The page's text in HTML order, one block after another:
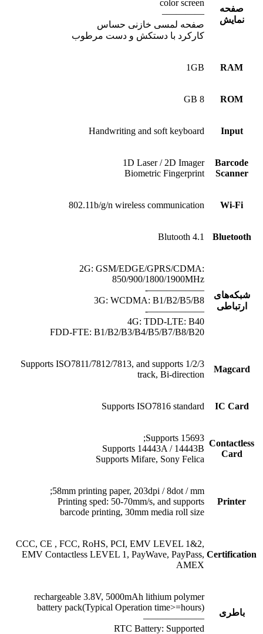
صفحه
نمایش
color screen
————–
صفحه لمسی خازنی حساس
کارکرد با دستکش و دست مرطوب
RAM
1GB
ROM
8 GB
Input
Handwriting and soft keyboard
Barcode
Scanner
1D Laser / 2D Imager
Biometric Fingerprint
Wi-Fi
802.11b/g/n wireless communication
Bluetooth
Blutooth 4.1
شبکه‌های
ارتباطی
2G: GSM/EDGE/GPRS/CDMA:
850/900/1800/1900MHz
——————-
3G: WCDMA: B1/B2/B5/B8
——————-
4G: TDD-LTE: B40
FDD-FTE: B1/B2/B3/B4/B5/B7/B8/B20
Magcard
Supports ISO7811/7812/7813, and supports 1/2/3
track, Bi-direction
IC Card
Supports ISO7816 standard
Contactless
Card
Supports 15693;
Supports 14443A / 14443B
Supports Mifare, Sony Felica
Printer
58mm printing paper, 203dpi / 8dot / mm;
Printing sped: 50-70mm/s, and supports
barcode printing, 30mm media roll size
Certification
CCC, CE , FCC, RoHS, PCI, EMV LEVEL 1&2,
EMV Contactless LEVEL 1, PayWave, PayPass,
AMEX
باطری
rechargeable 3.8V, 5000mAh lithium polymer
(battery pack(Typical Operation time>=hours
——————–
RTC Battery: Supported